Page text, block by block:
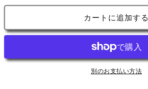
グ
フ
グ
フ
カートに追加する
別のお支払い方法